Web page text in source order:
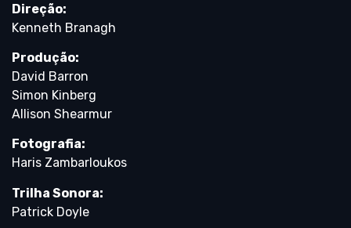
Direção:
Kenneth Branagh
Produção:
David Barron
Simon Kinberg
Allison Shearmur
Fotografia:
Haris Zambarloukos
Trilha Sonora:
Patrick Doyle